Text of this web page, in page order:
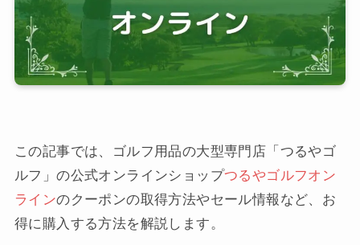
この記事では、ゴルフ用品の大型専門店「つるやゴ
ルフ」の公式オンラインショップつるやゴルフオン
ラインのクーポンの取得方法やセール情報など、お
得に購入する方法を解説します。